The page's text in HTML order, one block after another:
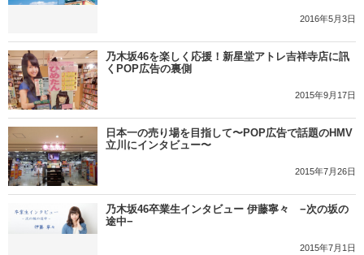
2016年5月3日
乃木坂46を楽しく応援！新星堂アトレ吉祥寺店に訊
くPOP広告の裏側
2015年9月17日
日本一の売り場を目指して〜POP広告で話題のHMV
立川にインタビュー〜
2015年7月26日
乃木坂46卒業生インタビュー 伊藤寧々 −次の坂の
途中−
2015年7月1日